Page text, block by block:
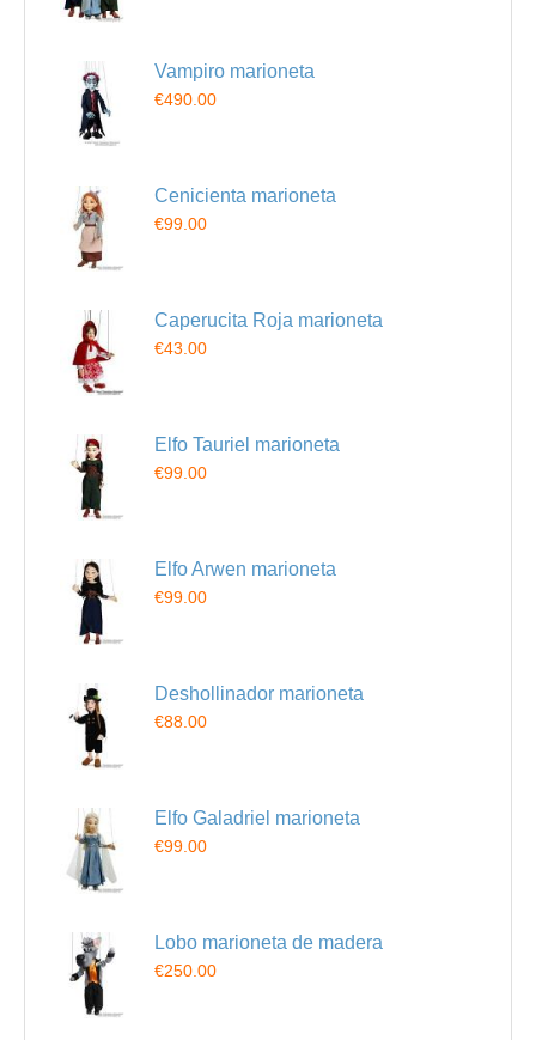
Vampiro marioneta
€490.00
Cenicienta marioneta
€99.00
Caperucita Roja marioneta
€43.00
Elfo Tauriel marioneta
€99.00
Elfo Arwen marioneta
€99.00
Deshollinador marioneta
€88.00
Elfo Galadriel marioneta
€99.00
Lobo marioneta de madera
€250.00